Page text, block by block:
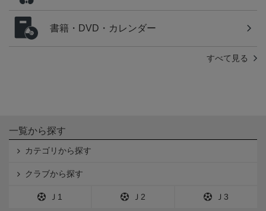
書籍・DVD・カレンダー
すべて見る
一覧から探す
カテゴリから探す
クラブから探す
Ｊ1 Ｊ2 Ｊ3